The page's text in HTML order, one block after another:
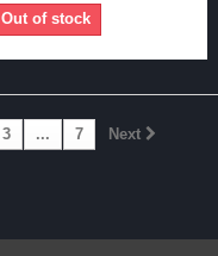
Out of stock
3 ... 7 Next